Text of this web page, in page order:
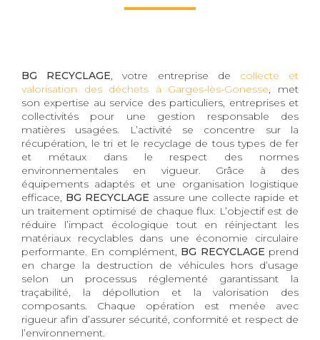
BG RECYCLAGE, votre entreprise de collecte et
valorisation des déchets à Garges-lès-Gonesse, met
son expertise au service des particuliers, entreprises et
collectivités pour une gestion responsable des
matières usagées. L’activité se concentre sur la
récupération, le tri et le recyclage de tous types de fer
et métaux dans le respect des normes
environnementales en vigueur. Grâce à des
équipements adaptés et une organisation logistique
efficace, BG RECYCLAGE assure une collecte rapide et
un traitement optimisé de chaque flux. L’objectif est de
réduire l’impact écologique tout en réinjectant les
matériaux recyclables dans une économie circulaire
performante. En complément, BG RECYCLAGE prend
en charge la destruction de véhicules hors d’usage
selon un processus réglementé garantissant la
traçabilité, la dépollution et la valorisation des
composants. Chaque opération est menée avec
rigueur afin d’assurer sécurité, conformité et respect de
l’environnement.